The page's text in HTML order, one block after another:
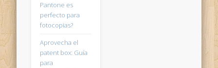
Pantone es
perfecto para
fotocopias?
Aprovecha el
patent box: Guía
para